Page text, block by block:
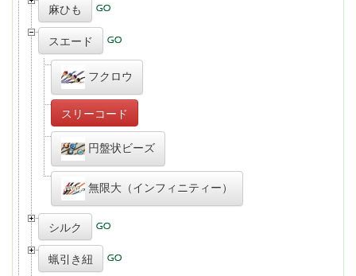
麻ひも
スエード
フクロウ
スリーコード
円盤状ビーズ
無限大（インフィニティー）
シルク
蝋引き紐